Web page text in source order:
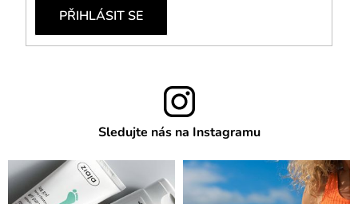
PŘIHLÁSIT SE
Sledujte nás na Instagramu